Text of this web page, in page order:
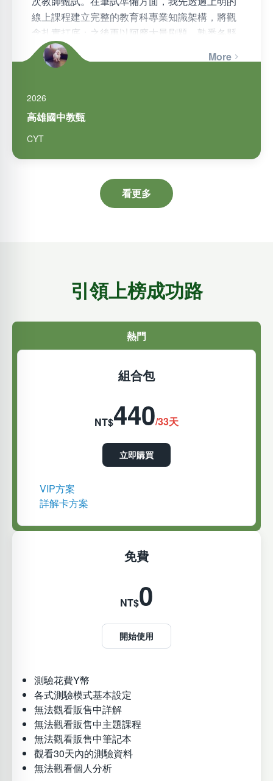
線上課程建立完整的教育科專業知識架構，將觀
念扎實打底；之後再以阿摩大量刷題，熟悉各縣
市命題方向，並透過錯題反覆複習…
More
2026
高雄國中教甄
CYT
看更多
引領上榜成功路
免費
NT$0
開始使用
測驗花費Y幣
各式測驗模式基本設定
無法觀看販售中詳解
無法觀看販售中主題課程
無法觀看販售中筆記本
觀看30天內的測驗資料
無法觀看個人分析
熱門
組合包
NT$440/33天
立即購買
VIP方案
詳解卡方案